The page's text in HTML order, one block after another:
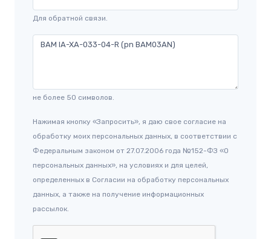
Для обратной связи.
не более 50 символов.
Нажимая кнопку «Запросить», я даю свое согласие на
обработку моих персональных данных, в соответствии с
Федеральным законом от 27.07.2006 года №152-ФЗ «О
персональных данных», на условиях и для целей,
определенных в Согласии на обработку персональных
данных, а также на получение информационных
рассылок.